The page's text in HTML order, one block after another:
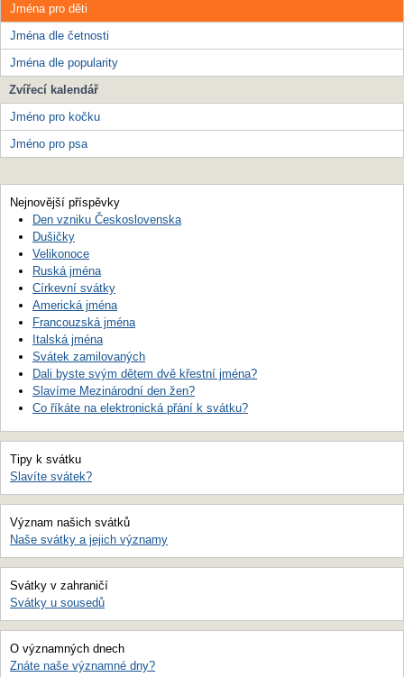
Jména pro děti
Jména dle četnosti
Jména dle popularity
Zvířecí kalendář
Jméno pro kočku
Jméno pro psa
Nejnovější příspěvky
Den vzniku Československa
Dušičky
Velikonoce
Ruská jména
Církevní svátky
Americká jména
Francouzská jména
Italská jména
Svátek zamilovaných
Dali byste svým dětem dvě křestní jména?
Slavíme Mezinárodní den žen?
Co říkáte na elektronická přání k svátku?
Tipy k svátku
Slavíte svátek?
Význam našich svátků
Naše svátky a jejich významy
Svátky v zahraničí
Svátky u sousedů
O významných dnech
Znáte naše významné dny?